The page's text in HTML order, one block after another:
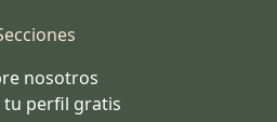
nosotros
tu perfil gratis